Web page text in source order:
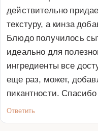
действительно
текстуру, а кинза
Блюдо получилось
идеально для
ингредиенты все
еще раз, может,
пикантности.
Ответить